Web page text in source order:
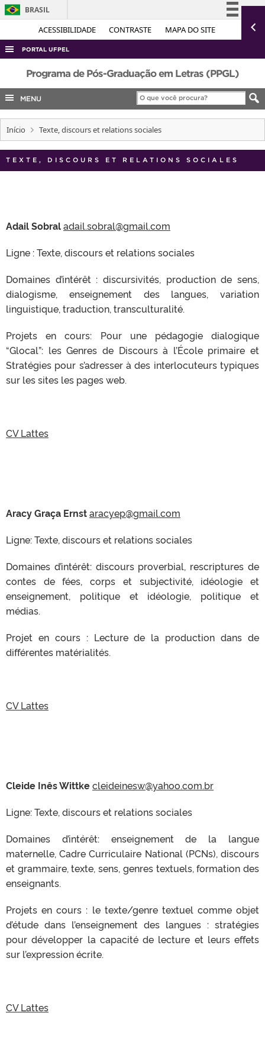
ACESSIBILIDADE CONTRASTE MAPA DO SITE
BRASIL
Simplifique!
Acesso à informação
Legislação
Canais
PORTAL UFPEL
ACESSO À INFORMAÇÃO
AUDITORIA
COBALTO
CONCURSOS
EDITAIS
INTERNACIONAL
TELEFONES
Programa de Pós-Graduação em Letras (PPGL)
MENU
Início Texte, discours et relations sociales
TEXTE, DISCOURS ET RELATIONS SOCIALES
Adail Sobraladail.sobral@gmail.com
Ligne : Texte, discours et relations sociales
Domaines d’intérêt : discursivités, production de sens,
dialogisme, enseignement des langues, variation
linguistique, traduction, transculturalité.
Projets en cours: Pour une pédagogie dialogique
“Glocal”: les Genres de Discours à l’École primaire et
Stratégies pour s’adresser à des interlocuteurs typiques
sur les sites les pages web.
CV Lattes
Aracy Graça Ernstaracyep@gmail.com
Ligne: Texte, discours et relations sociales
Domaines d’intérêt: discours proverbial, rescriptures de
contes de fées, corps et subjectivité, idéologie et
enseignement, politique et idéologie, politique et
médias.
Projet en cours : Lecture de la production dans de
différentes matérialités.
CV Lattes
Cleide Inês Wittkecleideinesw@yahoo.com.br
Ligne: Texte, discours et relations sociales
Domaines d’intérêt: enseignement de la langue
maternelle, Cadre Curriculaire National (PCNs), discours
et grammaire, texte, sens, genres textuels, formation des
enseignants.
Projets en cours : le texte/genre textuel comme objet
d’étude dans l’enseignement des langues : stratégies
pour développer la capacité de lecture et leurs effets
sur l’expression écrite.
CV Lattes